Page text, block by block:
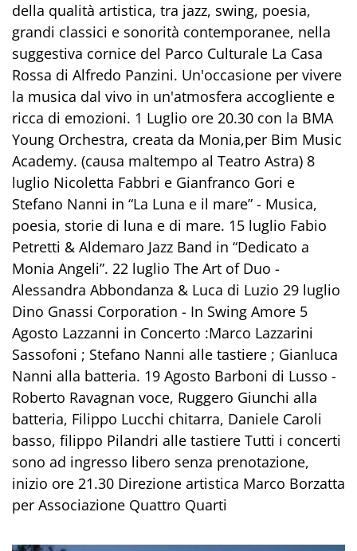
della qualità artistica, tra jazz, swing, poesia,
grandi classici e sonorità contemporanee, nella
suggestiva cornice del Parco Culturale La Casa
Rossa di Alfredo Panzini. Un'occasione per vivere
la musica dal vivo in un'atmosfera accogliente e
ricca di emozioni. 1 Luglio ore 20.30 con la BMA
Young Orchestra, creata da Monia,per Bim Music
Academy. (causa maltempo al Teatro Astra) 8
luglio Nicoletta Fabbri e Gianfranco Gori e
Stefano Nanni in “La Luna e il mare” - Musica,
poesia, storie di luna e di mare. 15 luglio Fabio
Petretti & Aldemaro Jazz Band in “Dedicato a
Monia Angeli”. 22 luglio The Art of Duo -
Alessandra Abbondanza & Luca di Luzio 29 luglio
Dino Gnassi Corporation - In Swing Amore 5
Agosto Lazzanni in Concerto :Marco Lazzarini
Sassofoni ; Stefano Nanni alle tastiere ; Gianluca
Nanni alla batteria. 19 Agosto Barboni di Lusso -
Roberto Ravagnan voce, Ruggero Giunchi alla
batteria, Filippo Lucchi chitarra, Daniele Caroli
basso, filippo Pilandri alle tastiere Tutti i concerti
sono ad ingresso libero senza prenotazione,
inizio ore 21.30 Direzione artistica Marco Borzatta
per Associazione Quattro Quarti